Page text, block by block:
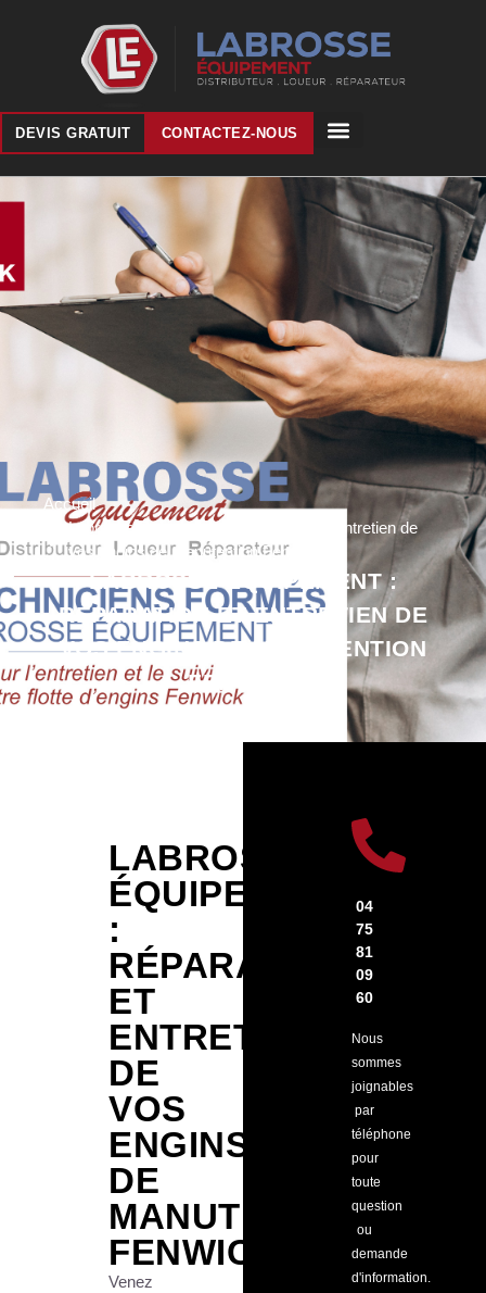
DEVIS GRATUIT CONTACTEZ-NOUS
Accueil
Labrosse Équipement : Réparation et entretien de
vos engins de manutention Fenwick
LABROSSE ÉQUIPEMENT :
RÉPARATION ET ENTRETIEN DE
VOS ENGINS DE MANUTENTION
FENWICK
LABROSSE
ÉQUIPEMENT
:
RÉPARATION
ET
ENTRETIEN
DE
VOS
ENGINS
DE
MANUTENTION
FENWICK
Venez
04
75
81
09
60
Nous
sommes
joignables
par
téléphone
pour
toute
question
ou
demande
d'information.